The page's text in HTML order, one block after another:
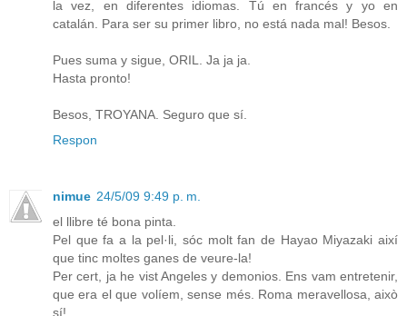
la vez, en diferentes idiomas. Tú en francés y yo en
catalán. Para ser su primer libro, no está nada mal! Besos.
Pues suma y sigue, ORIL. Ja ja ja.
Hasta pronto!
Besos, TROYANA. Seguro que sí.
Respon
nimue 24/5/09 9:49 p. m.
el llibre té bona pinta.
Pel que fa a la pel·li, sóc molt fan de Hayao Miyazaki així
que tinc moltes ganes de veure-la!
Per cert, ja he vist Angeles y demonios. Ens vam entretenir,
que era el que volíem, sense més. Roma meravellosa, això
sí!